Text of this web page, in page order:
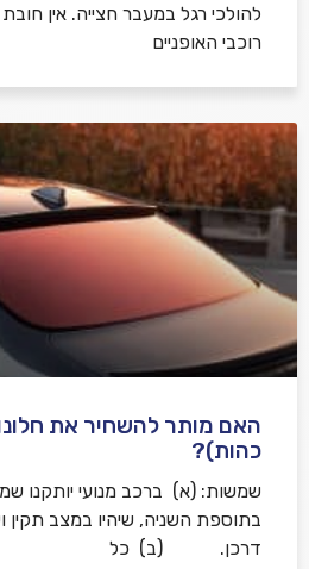
להולכי רגל במעבר חצייה. אין
רוכבי האופניים
האם מותר להשחיר את
כהות)?
שמשות: (א) ברכב מנועי יותקנו
בתוספת השניה, שיהיו במצב תקין
דרכן. (ב) כל